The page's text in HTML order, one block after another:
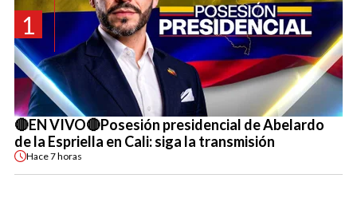
1
🔴EN VIVO🔴Posesión presidencial de Abelardo
de la Espriella en Cali: siga la transmisión
Hace7 horas